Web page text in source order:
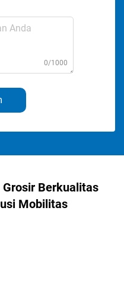
0/1000
Berkualitas
Mobilitas